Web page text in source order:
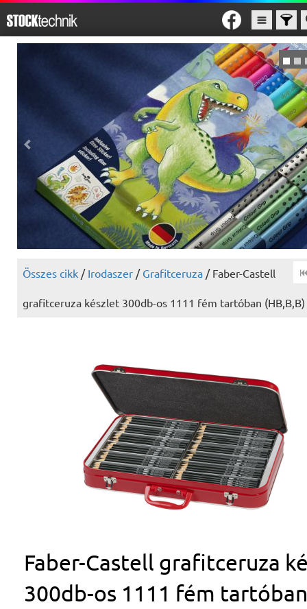
Összes cikk / Irodaszer / Grafitceruza / Faber-Castell
grafitceruza készlet 300db-os 1111 fém tartóban (HB,B,B)
Faber-Castell grafitceruza
300db-os 1111 fém tartóban